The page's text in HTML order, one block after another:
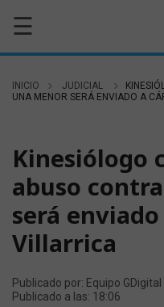
☰
INICIO JUDICIAL
UNA MENOR SERÁ ENVIADO A
Kinesiólogo
abuso
será
Villarrica
Publicado por: Equipo GDigital |
Publicado a las: 18:06